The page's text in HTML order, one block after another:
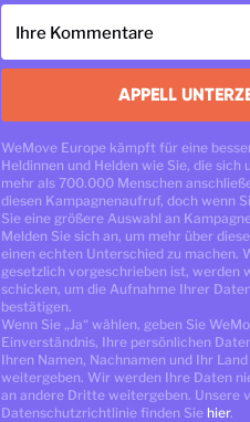
Ihre Kommentare
APPELL
WeMove Europe kämpft für eine
Heldinnen und Helden wie Sie, die
mehr als 700.000 Menschen
diesen Kampagnenaufruf, doch wenn
Sie eine größere Auswahl an
Melden Sie sich an, um mehr über
einen echten Unterschied zu machen.
gesetzlich vorgeschrieben ist, werden
schicken, um die Aufnahme Ihrer
bestätigen.
Wenn Sie „Ja“ wählen, geben Sie
Einverständnis, Ihre persönlichen
Ihren Namen, Nachnamen und Ihr
weitergeben. Wir werden Ihre Daten
an andere Dritte weitergeben. Unsere
Datenschutzrichtlinie finden Sie hier.